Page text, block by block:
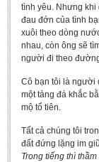
tình yêu. Nhưng khi
đau đớn của tình
xuôi theo dòng
nhau, còn ông sẽ
người đi theo
Cô bạn tôi là người
một tảng đá khắc
mộ tổ tiên.
Tất cả chúng tôi
đất đứng lặng im
Trong tiếng thì